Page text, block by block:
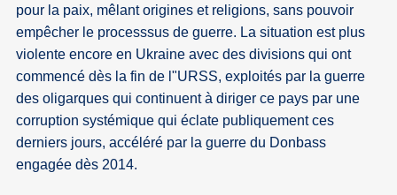
pour la paix, mêlant origines et religions, sans pouvoir
empêcher le processsus de guerre. La situation est plus
violente encore en Ukraine avec des divisions qui ont
commencé dès la fin de l"URSS, exploités par la guerre
des oligarques qui continuent à diriger ce pays par une
corruption systémique qui éclate publiquement ces
derniers jours, accéléré par la guerre du Donbass
engagée dès 2014.